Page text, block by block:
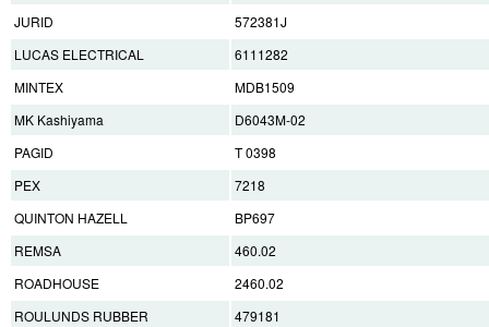
JURID
572381J
LUCAS ELECTRICAL
6111282
MINTEX
MDB1509
MK Kashiyama
D6043M-02
PAGID
T 0398
PEX
7218
QUINTON HAZELL
BP697
REMSA
460.02
ROADHOUSE
2460.02
ROULUNDS RUBBER
479181